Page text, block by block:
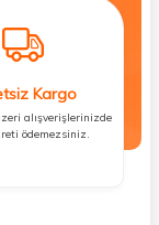
Kargo
alışverişlerinizde
ödemezsiniz.